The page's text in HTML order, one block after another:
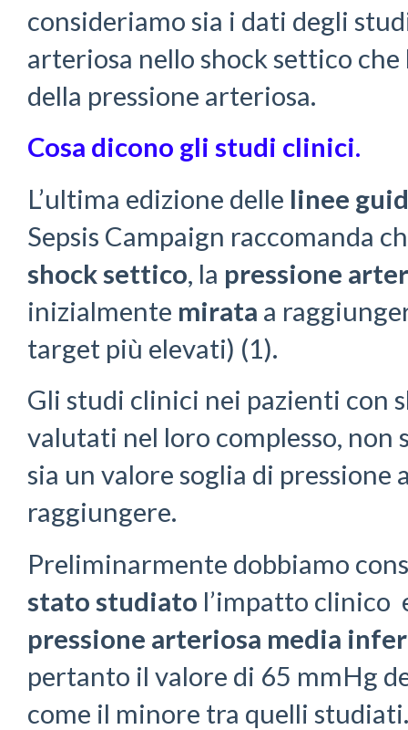
consideriamo sia i dati degli
arteriosa nello shock settico
della pressione arteriosa.
Cosa dicono gli studi clinici.
L’ultima edizione delle linee
Sepsis Campaign raccomanda
shock settico, la pressione
inizialmente mirata a
target più elevati) (1).
Gli studi clinici nei pazienti con
valutati nel loro complesso, non
sia un valore soglia di pressione
raggiungere.
Preliminarmente dobbiamo
stato studiato l’impatto clinico
pressione arteriosa media
pertanto il valore di 65 mmHg
come il minore tra quelli